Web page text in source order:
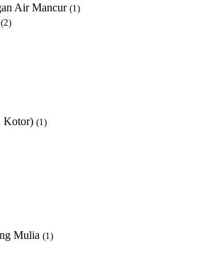
Air Mancur (1)
(2)
Kotor) (1)
Mulia (1)